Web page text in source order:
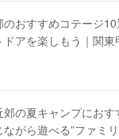
のおすすめコテージ
ドアを楽しもう｜関東
郊の夏キャンプにお
ながら遊べる”ファミ